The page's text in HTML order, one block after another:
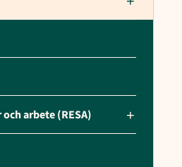
arbete (RESA)